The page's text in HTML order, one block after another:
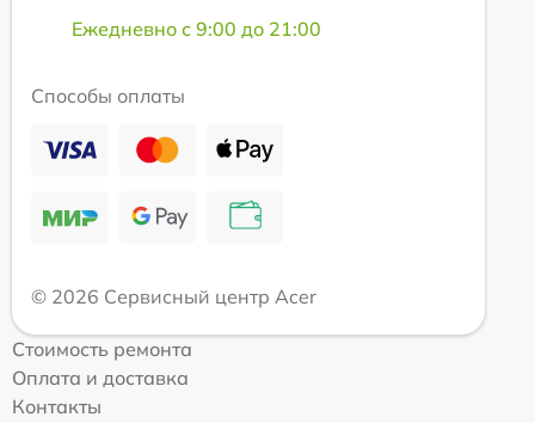
Ежедневно с 9:00 до 21:00
Способы оплаты
© 2026 Сервисный центр Acer
Стоимость ремонта
Оплата и доставка
Контакты